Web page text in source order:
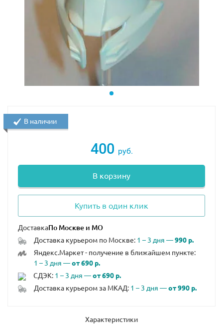
400 руб.
В корзину
Купить в один клик
Доставка
Доставка курьером по Москве: 1 – 3 дня —990 р.
Яндекс.Маркет - получение в ближайшем пункте:
1 – 3 дня —от 690 р.
СДЭК: 1 – 3 дня —от 690 р.
Доставка курьером за МКАД: 1 – 3 дня —от 990 р.
В наличии
Характеристики